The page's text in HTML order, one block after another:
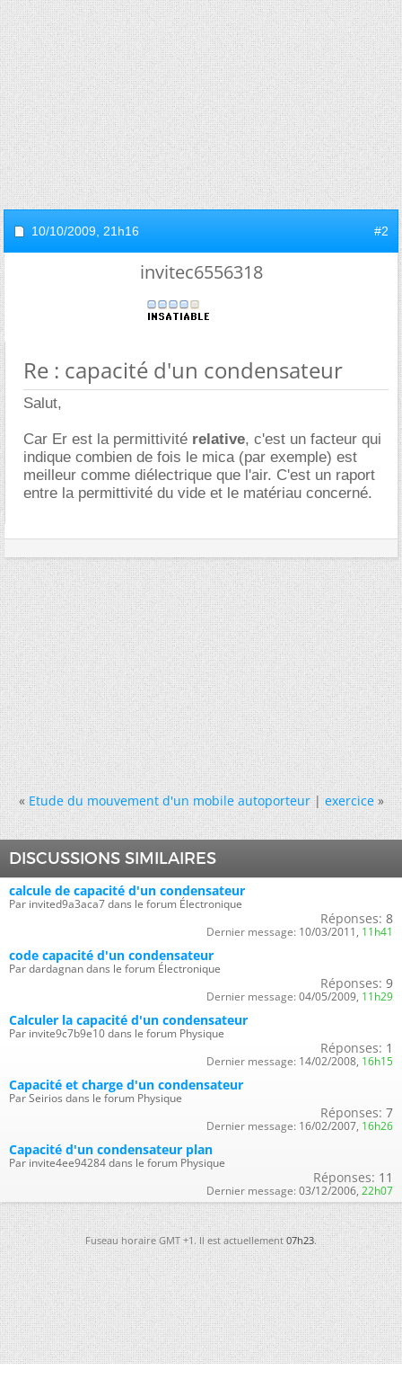
10/10/2009, 21h16 #2
invitec6556318
Re : capacité d'un condensateur
Salut,
Car Er est la permittivité relative, c'est un facteur qui
indique combien de fois le mica (par exemple) est
meilleur comme diélectrique que l'air. C'est un raport
entre la permittivité du vide et le matériau concerné.
« Etude du mouvement d'un mobile autoporteur|exercice »
DISCUSSIONS SIMILAIRES
calcule de capacité d'un condensateur
Par invited9a3aca7 dans le forum Électronique
Réponses: 8
Dernier message: 10/03/2011, 11h41
code capacité d'un condensateur
Par dardagnan dans le forum Électronique
Réponses: 9
Dernier message: 04/05/2009, 11h29
Calculer la capacité d'un condensateur
Par invite9c7b9e10 dans le forum Physique
Réponses: 1
Dernier message: 14/02/2008, 16h15
Capacité et charge d'un condensateur
Par Seirios dans le forum Physique
Réponses: 7
Dernier message: 16/02/2007, 16h26
Capacité d'un condensateur plan
Par invite4ee94284 dans le forum Physique
Réponses: 11
Dernier message: 03/12/2006, 22h07
Fuseau horaire GMT +1. Il est actuellement07h23.